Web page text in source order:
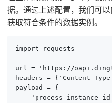
据。通过上述配置，我们可
获取符合条件的数据实例。
import requests
url = 'https://
headers = {'Content-
payload = {